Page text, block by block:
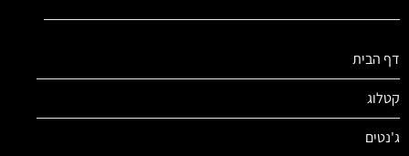
דף הבית
קטלוג
ג'נטים